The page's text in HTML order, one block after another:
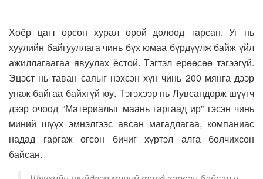
Хоёр цагт орсон хурал орой долоод тарсан. Уг нь
хуулийн байгууллага чинь бүх юмаа бүрдүүлж байж үйл
ажиллагаагаа явуулах ёстой. Тэгтэл ерөөсөө тэгээгүй.
Эцэст нь таван саяыг нэхсэн хүн чинь 200 мянга дээр
унаж байгаа байхгүй юу. Тэгэхээр нь Лувсандорж шүүгч
дээр очоод “Материалыг маань гаргаад ир” гэсэн чинь
миний шүүх эмнэлгээс авсан магадлагаа, компаниас
надад гаргаж өгсөн бичиг хүртэл алга болчихсон
байсан.